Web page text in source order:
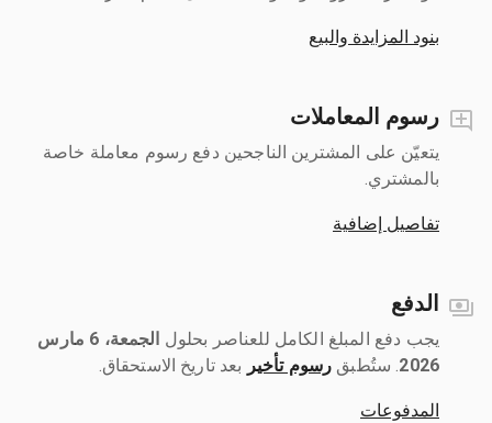
بنود المزايدة والبيع
رسوم المعاملات
يتعيّن على المشترين الناجحين دفع رسوم معاملة خاصة
بالمشتري.
تفاصيل إضافية
الدفع
يجب دفع المبلغ الكامل للعناصر بحلول ‎
الجمعة، 6 مارس
2026
رسوم تأخير بعد تاريخ الاستحقاق.
المدفوعات